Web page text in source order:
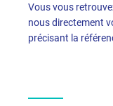
Vous vous
nous directement
précisant la